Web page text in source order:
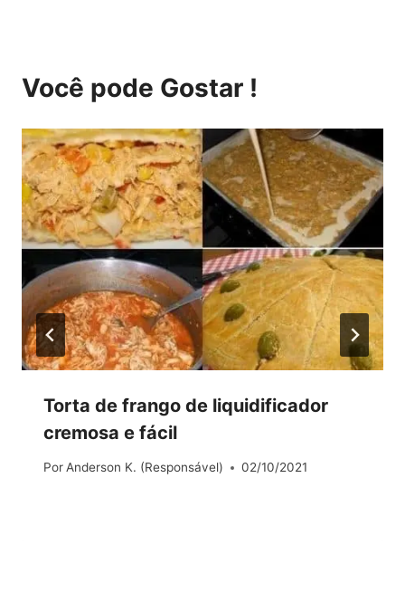
Você pode Gostar !
Torta de frango de liquidificador
cremosa e fácil
Por Anderson K. (Responsável) 02/10/2021